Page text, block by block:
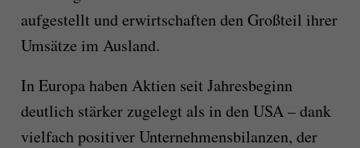
aufgestellt und erwirtschaften den Großteil ihrer
Umsätze im Ausland.
In Europa haben Aktien seit Jahresbeginn
deutlich stärker zugelegt als in den USA – dank
vielfach positiver Unternehmensbilanzen, der